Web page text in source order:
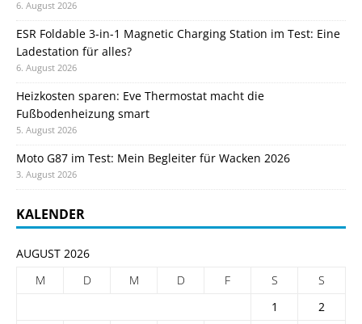
6. August 2026
ESR Foldable 3-in-1 Magnetic Charging Station im Test: Eine
Ladestation für alles?
6. August 2026
Heizkosten sparen: Eve Thermostat macht die
Fußbodenheizung smart
5. August 2026
Moto G87 im Test: Mein Begleiter für Wacken 2026
3. August 2026
KALENDER
AUGUST 2026
M
D M D F S
S
1
2